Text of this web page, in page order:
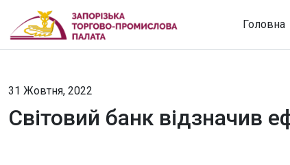
Головна
31 Жовтня, 2022
Світовий банк відзначив